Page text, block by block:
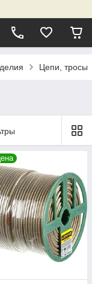
Цепи, тросы